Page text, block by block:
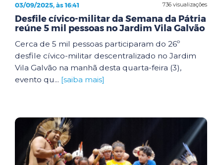
736 visualizações
03/09/2025, às 16:41
Desfile cívico-militar da Semana da Pátria
reúne 5 mil pessoas no Jardim Vila Galvão
Cerca de 5 mil pessoas participaram do 26º
desfile cívico-militar descentralizado no Jardim
Vila Galvão na manhã desta quarta-feira (3),
evento qu... [saiba mais]